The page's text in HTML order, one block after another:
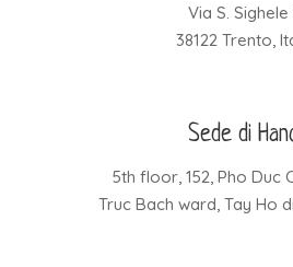
Via S. Sighele
38122 Trento,
Sede di
5th floor, 152, Pho Duc
Truc Bach ward, Tay Ho